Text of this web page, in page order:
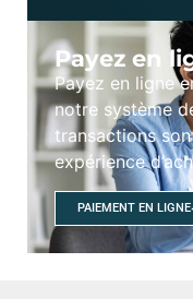
Payez en
Payez en ligne
notre système
transactions
expérience
PAIEMENT EN LIGNE